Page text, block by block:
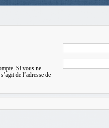
Si vous ne
de l’adresse de